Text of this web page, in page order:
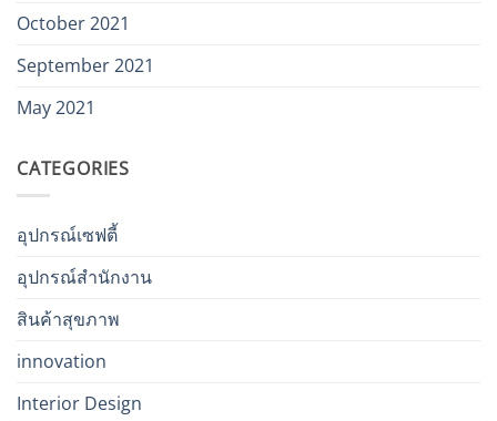
October 2021
September 2021
May 2021
CATEGORIES
อุปกรณ์เซฟตี้
อุปกรณ์สำนักงาน
สินค้าสุขภาพ
innovation
Interior Design